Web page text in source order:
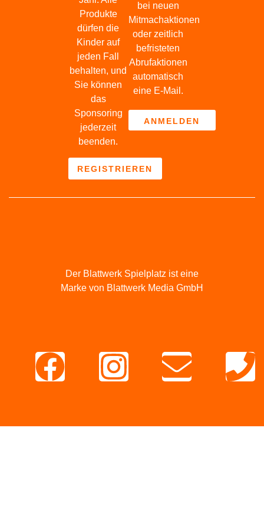
Produkte
dürfen die
Kinder auf
jeden Fall
behalten, und
Sie können
das
Sponsoring
jederzeit
beenden.
REGISTRIEREN
bei neuen
Mitmachaktionen
oder zeitlich
befristeten
Abrufaktionen
automatisch
eine E-Mail.
ANMELDEN
Der Blattwerk Spielplatz ist eine
Marke von Blattwerk Media GmbH